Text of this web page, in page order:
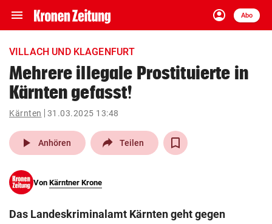
menu Navigation
ein-/ausklappen
account_circle
Anmelden
Abo
close Schließen
account_circle Anmelden
pin_drop
Wien arrow_right
search
eingeben
VILLACH UND KLAGENFURT
Mehrere illegale Prostituierte in
Kärnten gefasst!
Kärnten 31.03.2025 13:48
play_arrow Anhören Teilen
Von Kärntner Krone
Das Landeskriminalamt Kärnten geht gegen